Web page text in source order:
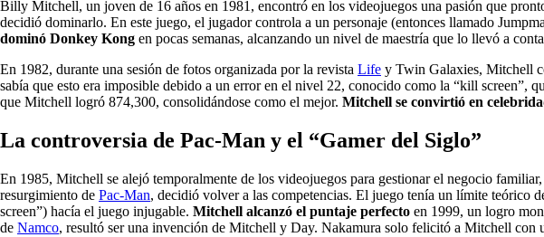
Billy Mitchell, un joven de 16 años en 1981, encontró en los videojuegos una pasión que
decidió dominarlo. En este juego, el jugador controla a un personaje (entonces llamado
dominó Donkey Kong en pocas semanas, alcanzando un nivel de maestría que lo llevó a
En 1982, durante una sesión de fotos organizada por la revista Life y Twin Galaxies, Mitchell
sabía que esto era imposible debido a un error en el nivel 22, conocido como la “kill screen”,
que Mitchell logró 874,300, consolidándose como el mejor. Mitchell se convirtió en
La controversia de Pac-Man y el “Gamer del Siglo”
En 1985, Mitchell se alejó temporalmente de los videojuegos para gestionar el negocio
resurgimiento de Pac-Man, decidió volver a las competencias. El juego tenía un límite teórico
screen”) hacía el juego injugable. Mitchell alcanzó el puntaje perfecto en 1999, un logro
de Namco, resultó ser una invención de Mitchell y Day. Nakamura solo felicitó a Mitchell con